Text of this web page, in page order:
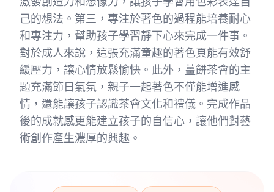
己的想法。第三，專注於著色的過程能培養耐心
和專注力，幫助孩子學習靜下心來完成一件事。
對於成人來說，這張充滿童趣的著色頁能有效舒
緩壓力，讓心情放鬆愉快。此外，薑餅茶會的主
題充滿節日氣氛，親子一起著色不僅能增進感
情，還能讓孩子認識茶會文化和禮儀。完成作品
後的成就感更能建立孩子的自信心，讓他們對藝
術創作產生濃厚的興趣。